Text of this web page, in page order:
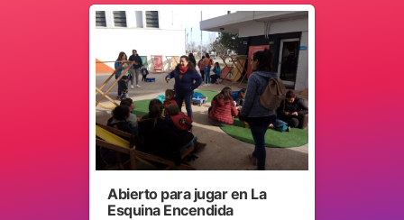
Abierto para jugar en La
Esquina Encendida